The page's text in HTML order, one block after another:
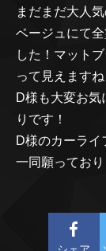
まだまだ大人
ベージュにて
した！マット
って見えますね
D様も大変お気
りです！
D様のカーライ
一同願っており